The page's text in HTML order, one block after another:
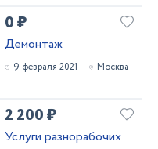
0 ₽
Демонтаж
9 февраля 2021 Москва
2 200 ₽
Услуги разнорабочих